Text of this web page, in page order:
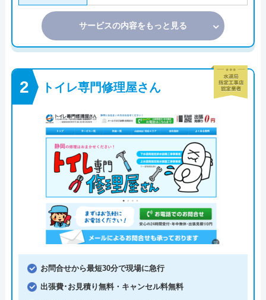
サービスの内容をもっと見る
トイレ専門修理屋さん
お問合せから最短30分で現場に急行
出張費･お見積り無料・キャンセル料無料